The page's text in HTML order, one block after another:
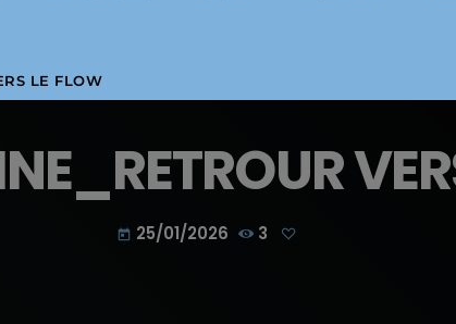
LE FLOW
today 25/01/2026 3